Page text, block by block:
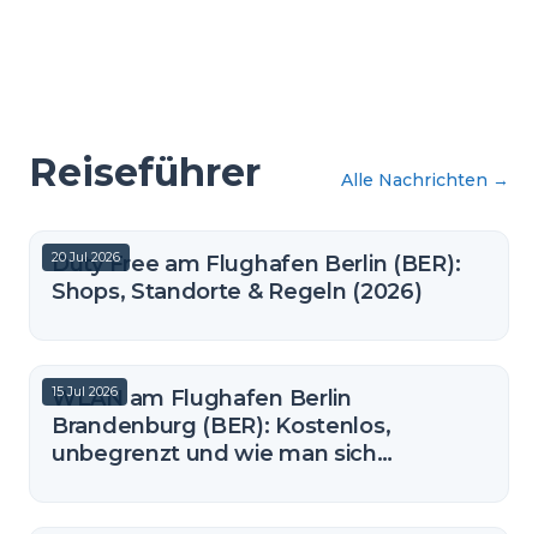
Reiseführer Alle Nachrichten →
20 Jul 2026
Duty Free am Flughafen Berlin (BER):
Shops, Standorte & Regeln (2026)
15 Jul 2026
WLAN am Flughafen Berlin
Brandenburg (BER): Kostenlos,
unbegrenzt und wie man sich